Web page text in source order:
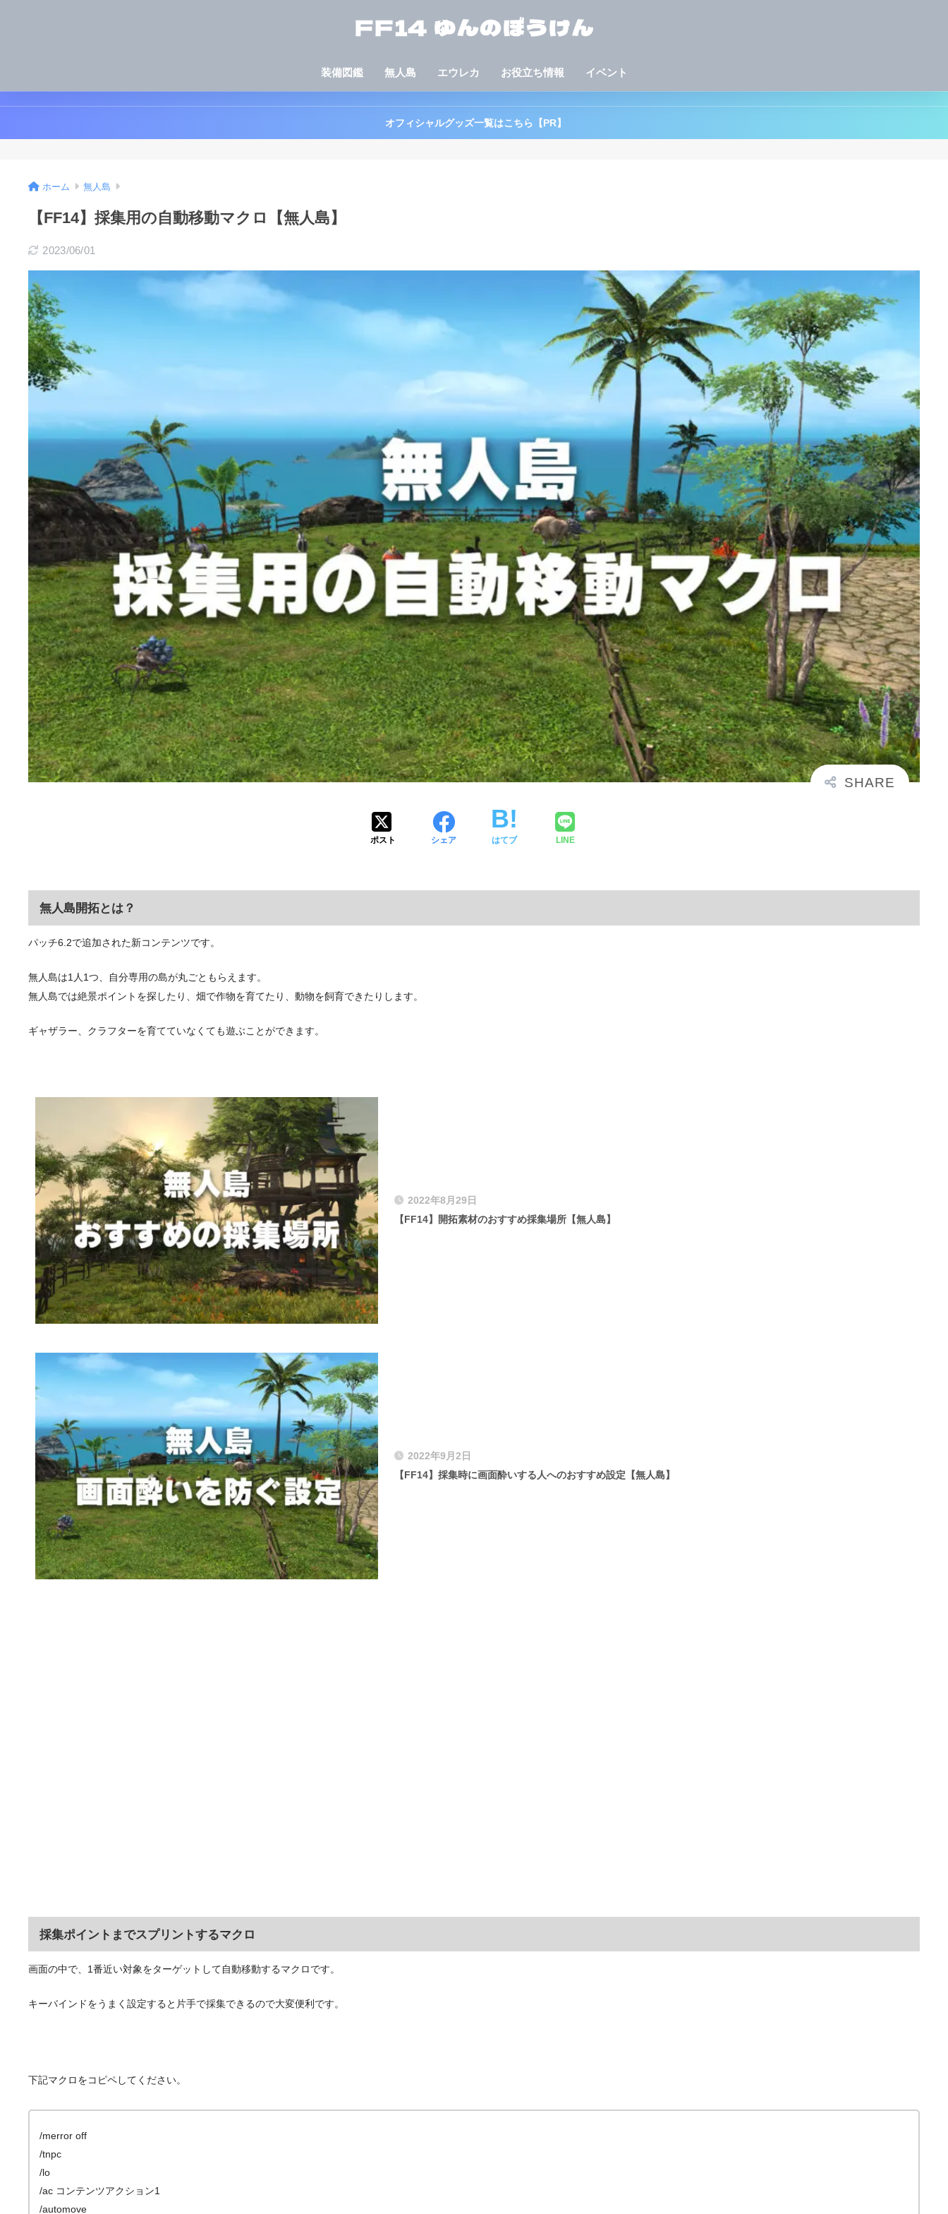
装備図鑑 無人島 エウレカ お役立ち情報 イベント
オフィシャルグッズ一覧はこちら【PR】
ホーム 無人島
【FF14】採集用の自動移動マクロ【無人島】
2023/06/01
ポスト シェア はてブ LINE
無人島開拓とは？
パッチ6.2で追加された新コンテンツです。
無人島は1人1つ、自分専用の島が丸ごともらえます。
無人島では絶景ポイントを探したり、畑で作物を育てたり、動物を飼育できたりします。
ギャザラー、クラフターを育てていなくても遊ぶことができます。
2022年8月29日
【FF14】開拓素材のおすすめ採集場所【無人島】
2022年9月2日
【FF14】採集時に画面酔いする人へのおすすめ設定【無人島】
採集ポイントまでスプリントするマクロ
画面の中で、1番近い対象をターゲットして自動移動するマクロです。
キーバインドをうまく設定すると片手で採集できるので大変便利です。
下記マクロをコピペしてください。
/merror off
/tnpc
/lo
/ac コンテンツアクション1
/automove